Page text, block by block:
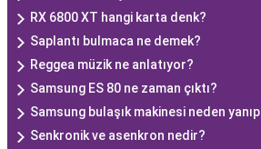
RX 6800 XT hangi karta denk?
Saplantı bulmaca ne demek?
Reggea müzik ne anlatıyor?
Samsung ES 80 ne zaman çıktı?
Samsung bulaşık makinesi neden
Senkronik ve asenkron nedir?